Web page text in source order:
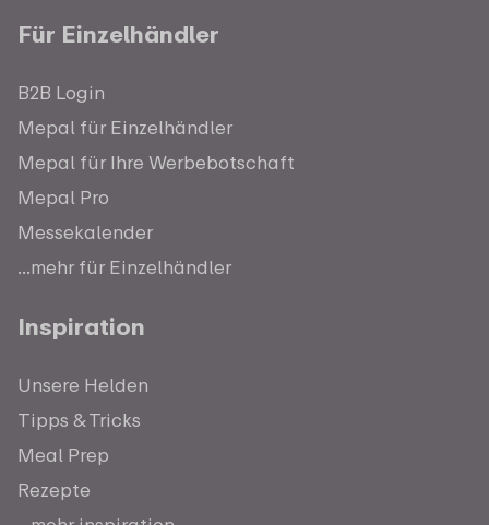
Für Einzelhändler
B2B Login
Mepal für Einzelhändler
Mepal für Ihre Werbebotschaft
Mepal Pro
Messekalender
...mehr für Einzelhändler
Inspiration
Unsere Helden
Tipps & Tricks
Meal Prep
Rezepte